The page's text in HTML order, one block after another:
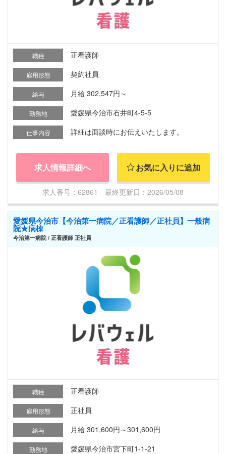
職種 正看護師
雇用形態 契約社員
給与 月給 302,547円～
勤務地 愛媛県今治市石井町4-5-5
仕事内容 詳細は面談時にお伝えいたします。
求人情報詳細へ お気に入りに追加
求人番号：62861 最終更新日：2026/05/08
愛媛県今治市【今治第一病院／正看護師／正社員】一般病
院★病棟
今治第一病院 / 正看護師 正社員
職種 正看護師
雇用形態 正社員
給与 月給 301,600円～301,600円
勤務地 愛媛県今治市宮下町1-1-21